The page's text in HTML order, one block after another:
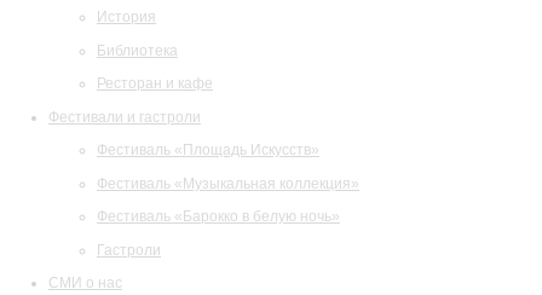
История
Библиотека
Ресторан и кафе
Фестивали и гастроли
Фестиваль «Площадь Искусств»
Фестиваль «Музыкальная коллекция»
Фестиваль «Барокко в белую ночь»
Гастроли
СМИ о нас